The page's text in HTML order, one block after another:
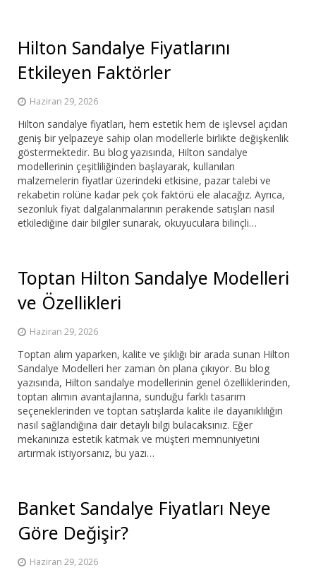
Hilton Sandalye Fiyatlarını
Etkileyen Faktörler
Haziran 29, 2026
Hilton sandalye fiyatları, hem estetik hem de işlevsel açıdan
geniş bir yelpazeye sahip olan modellerle birlikte değişkenlik
göstermektedir. Bu blog yazısında, Hilton sandalye
modellerinin çeşitliliğinden başlayarak, kullanılan
malzemelerin fiyatlar üzerindeki etkisine, pazar talebi ve
rekabetin rolüne kadar pek çok faktörü ele alacağız. Ayrıca,
sezonluk fiyat dalgalanmalarının perakende satışları nasıl
etkilediğine dair bilgiler sunarak, okuyuculara bilinçli…
Toptan Hilton Sandalye Modelleri
ve Özellikleri
Haziran 29, 2026
Toptan alım yaparken, kalite ve şıklığı bir arada sunan Hilton
Sandalye Modelleri her zaman ön plana çıkıyor. Bu blog
yazısında, Hilton sandalye modellerinin genel özelliklerinden,
toptan alımın avantajlarına, sunduğu farklı tasarım
seçeneklerinden ve toptan satışlarda kalite ile dayanıklılığın
nasıl sağlandığına dair detaylı bilgi bulacaksınız. Eğer
mekanınıza estetik katmak ve müşteri memnuniyetini
artırmak istiyorsanız, bu yazı…
Banket Sandalye Fiyatları Neye
Göre Değişir?
Haziran 29, 2026